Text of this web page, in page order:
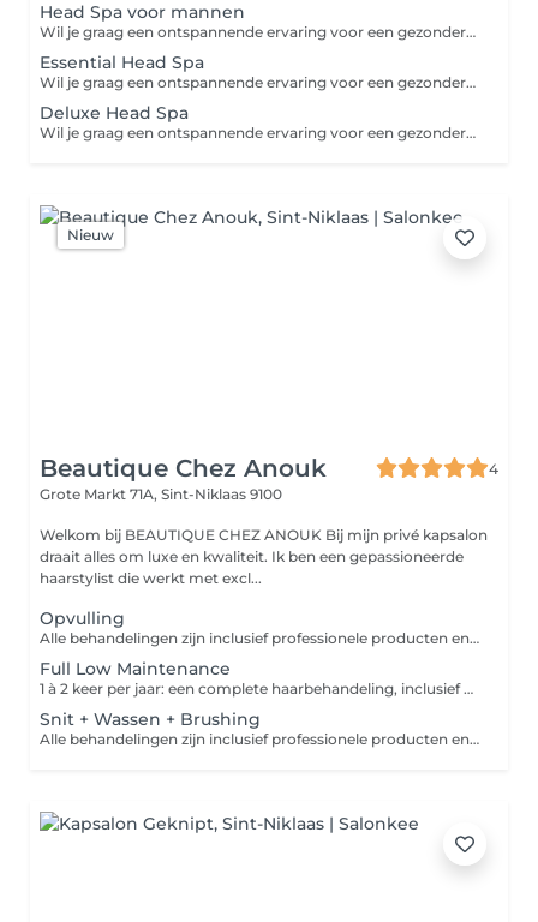
Head Spa voor mannen
Wil je graag een ontspannende ervaring voor een gezondere hoofdhuid en haar? Boek dan deze ontspannende Head-Spa We beginnen de behandeling met een een zachte scrub om je hoofdhuid op te frissen en te vernieuwen. Er volgt een ontspannende schouder en hoofdmassage om je oude spanning in uw schouders en nek wordt weggenomen en tegelijkertijd de bloedcirculatie wordt gestimuleerd voor een gezondere huid en haar. Je hoofd wordt gemasseerd met een variatie aan verschillende technieken. Ook je gelaat krijgt een heerlijke korte massage. Laat de watervaltechniek je zintuigen betoveren. De behandeling wordt afgerond met een ontspannende thee/koffie/frisdrank naar keuze en drogen we je haren tussendoor. Verwen u zelf met deze exclusieve behandeling en voel de dagelijkse stress wegsmelten.
Essential Head Spa
Wil je graag een ontspannende ervaring voor een gezondere hoofdhuid en haar? Boek dan deze ontspannende Head-Spa Essential We beginnen de behandeling met een een zachte scrub om je hoofdhuid op te frissen en te vernieuwen. Er volgt een ontspannende schouder en hoofdmassage om je oude spanning in uw schouders en nek wordt weggenomen en tegelijkertijd de bloedcirculatie wordt gestimuleerd voor een gezondere huid en haar. Je hoofd wordt gemasseerd met een variatie aan verschillende technieken. Ook je gelaat krijgt een heerlijke korte massage. Je zal zien en voelen dat je haar glanst en je hoofdhuid wordt gevoed. Laat de watervaltechniek je zintuigen betoveren terwijl je conditioner wordt weggespoeld. De behandeling wordt afgerond met een ontspannende thee/koffie/frisdrank naar keuze en drogen we je haren tussendoor. Verwen u zelf met deze exclusieve behandeling en voel de dagelijkse stress wegsmelten.
Deluxe Head Spa
Wil je graag een ontspannende ervaring voor een gezondere hoofdhuid en haar? Als eerst starten we met een intake gesprek en bekijken we de conditie van je hoofdhuid met behulp van een camera-analyse. Erna neem je plaats in de welness zetel. Meteen erna krijg je een zachte scrub om je hoofdhuid op te frissen en te vernieuwen. Er volgt een ontspannende schouder en hoofdmassage om je oude spanning in uw schouders en nek wordt weggenomen en tegelijkertijd de bloedcirculatie wordt gestimuleerd voor een gezondere huid en haar. Je zal zien en voelen dat je haar glanst en je hoofdhuid wordt gevoed. Je gelaat wordt ook gemasseerd. Laat de watervaltechniek je zintuigen betoveren terwijl je conditioner wordt weggespoeld. Tijd voor de spa met een heerlijke masker en stoom. Tijdens de stoom ( zodat het masker extra goed zijn werk kan doen ) worden je handen of voeten gemasseerd. De behandeling wordt afgerond met een thee/koffie/water/Frisdrank naar keuze en drogen we je haren tussendoor. Erna bekijken we je haar en hoofdhuid opnieuw met de scan. Deze scan biedt een gedetailleerde weergave van de verbeteringen die zijn opgetreden na de behandeling. Verwen u zelf met deze exclusieve behandeling en voel de dagelijkse stress wegsmelten.
Nieuw
Beautique Chez Anouk
4
Grote Markt 71A, Sint-Niklaas 9100
Welkom bij BEAUTIQUE CHEZ ANOUK Bij mijn privé kapsalon
draait alles om luxe en kwaliteit. Ik ben een gepassioneerde
haarstylist die werkt met excl...
Opvulling
Alle behandelingen zijn inclusief professionele producten en verzorging met K18 en Balmain waar van toepassing. De uiteindelijke prijs is afhankelijk van de dikte en de lengte van het haar en het gewenste eindresultaat.
Full Low Maintenance
1 à 2 keer per jaar: een complete haarbehandeling, inclusief K18-herstelbehandeling, toner, uitgebreide Balmain-verzorging, brushing en professionele styling. Voor gezond, stralend haar met een perfecte finish. Dit is een vanaf prijs.
Snit + Wassen + Brushing
Alle behandelingen zijn inclusief professionele producten en verzorging met K18 en Balmain waar van toepassing. De uiteindelijke prijs is afhankelijk van de dikte en de lengte van het haar en het gewenste eindresultaat.